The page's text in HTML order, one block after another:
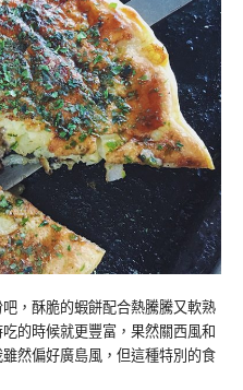
，酥脆的蝦餅配合熱騰騰又軟熟
的時候就更豐富，果然關西風和
然偏好廣島風，但這種特別的食